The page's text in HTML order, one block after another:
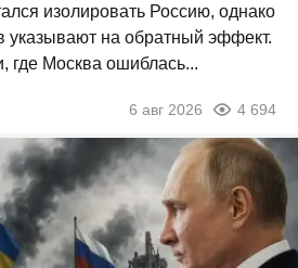
изолировать Россию, однако
указывают на обратный эффект.
где Москва ошиблась...
6 авг 2026 4 694